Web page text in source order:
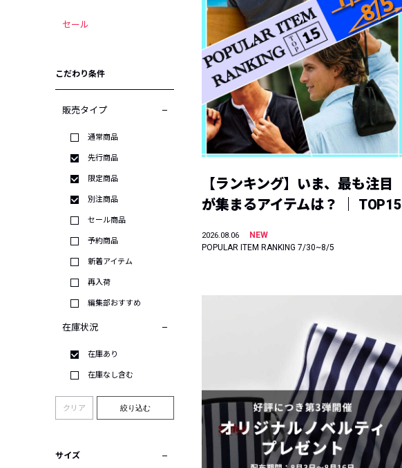
セール
こだわり条件
販売タイプ
通常商品
先行商品
限定商品
別注商品
セール商品
予約商品
新着アイテム
再入荷
編集部おすすめ
在庫状況
在庫あり
在庫なし含む
クリア 絞り込む
サイズ
【ランキング】いま、最も注目
が集まるアイテムは？ ｜ TOP15
2026.08.06
NEW
POPULAR ITEM RANKING 7/30~8/5